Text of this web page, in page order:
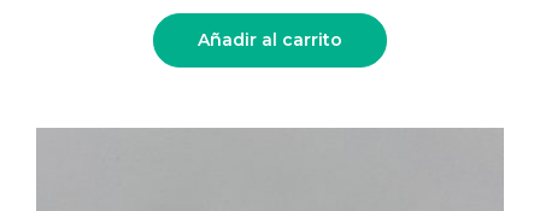
Añadir al carrito